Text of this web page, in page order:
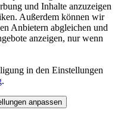
und Inhalte anzuzeigen
Außerdem können wir
Anbietern abgleichen und
anzeigen, nur wenn
in den Einstellungen
.
anpassen